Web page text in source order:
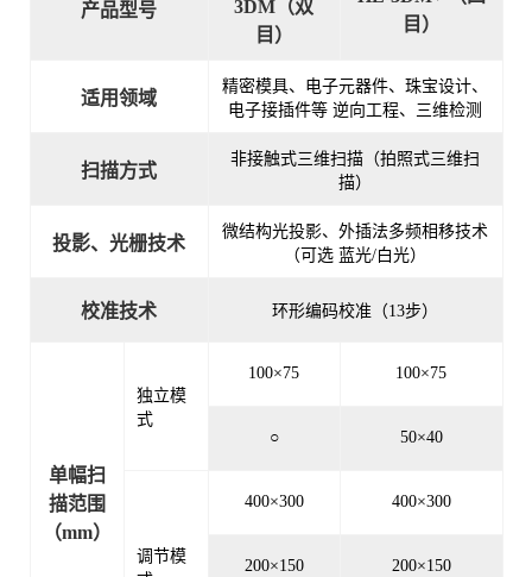
产品型号
3DM（双
目）
目）
适用领域
精密模具、电子元器件、珠宝设计、
电子接插件等 逆向工程、三维检测
扫描方式
非接触式三维扫描（拍照式三维扫
描）
投影、光栅技术
微结构光投影、外插法多频相移技术
（可选 蓝光/白光）
校准技术 环形编码校准（13步）
单幅扫
描范围
（mm）
独立模
式
100×75 100×75
○ 50×40
调节模
400×300 400×300
200×150 200×150